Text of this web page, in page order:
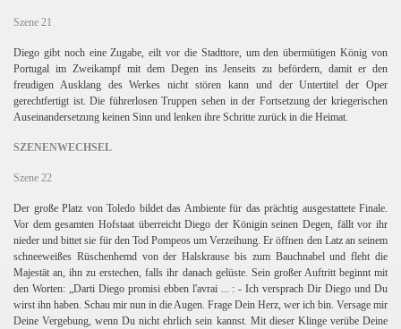
Szene 21
Diego gibt noch eine Zugabe, eilt vor die Stadttore, um den übermütigen König von
Portugal im Zweikampf mit dem Degen ins Jenseits zu befördern, damit er den
freudigen Ausklang des Werkes nicht stören kann und der Untertitel der Oper
gerechtfertigt ist. Die führerlosen Truppen sehen in der Fortsetzung der kriegerischen
Auseinandersetzung keinen Sinn und lenken ihre Schritte zurück in die Heimat.
SZENENWECHSEL
Szene 22
Der große Platz von Toledo bildet das Ambiente für das prächtig ausgestattete Finale.
Vor dem gesamten Hofstaat überreicht Diego der Königin seinen Degen, fällt vor ihr
nieder und bittet sie für den Tod Pompeos um Verzeihung. Er öffnen den Latz an seinem
schneeweißes Rüschenhemd von der Halskrause bis zum Bauchnabel und fleht die
Majestät an, ihn zu erstechen, falls ihr danach gelüste. Sein großer Auftritt beginnt mit
den Worten: „Darti Diego promisi ebben l'avrai ... : - Ich versprach Dir Diego und Du
wirst ihn haben. Schau mir nun in die Augen. Frage Dein Herz, wer ich bin. Versage mir
Deine Vergebung, wenn Du nicht ehrlich sein kannst. Mit dieser Klinge verübe Deine